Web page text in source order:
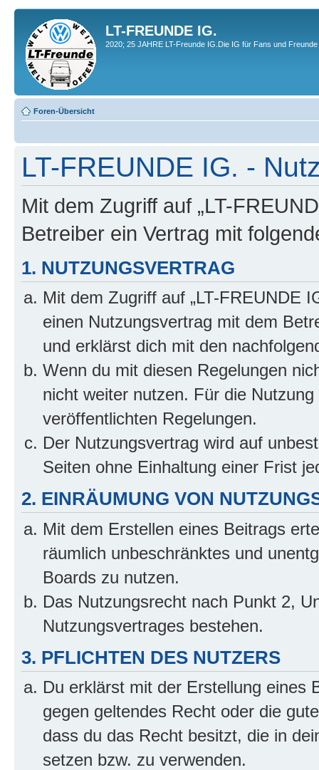
LT-FREUNDE IG.
2020; 25 JAHRE LT-Freunde IG.Die IG für Fans und
Foren-Übersicht
LT-FREUNDE IG. -
Mit dem Zugriff auf „LT-
Betreiber ein Vertrag mit
1. NUTZUNGSVERTRAG
Mit dem Zugriff auf „LT-FREUNDE
einen Nutzungsvertrag mit dem
und erklärst dich mit den
Wenn du mit diesen Regelungen
nicht weiter nutzen. Für die
veröffentlichten Regelungen.
Der Nutzungsvertrag wird auf
Seiten ohne Einhaltung einer Frist
2. EINRÄUMUNG VON
Mit dem Erstellen eines Beitrags
räumlich unbeschränktes und
Boards zu nutzen.
Das Nutzungsrecht nach Punkt 2,
Nutzungsvertrages bestehen.
3. PFLICHTEN DES NUTZERS
Du erklärst mit der Erstellung eines
gegen geltendes Recht oder die
dass du das Recht besitzt, die in
setzen bzw. zu verwenden.